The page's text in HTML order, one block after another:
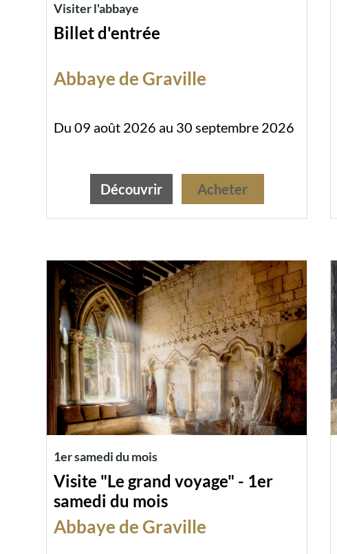
Visiter l'abbaye
Billet d'entrée
Abbaye de Graville
Du 09 août 2026 au 30 septembre 2026
Découvrir Acheter
1er samedi du mois
Visite "Le grand voyage" - 1er
samedi du mois
Abbaye de Graville